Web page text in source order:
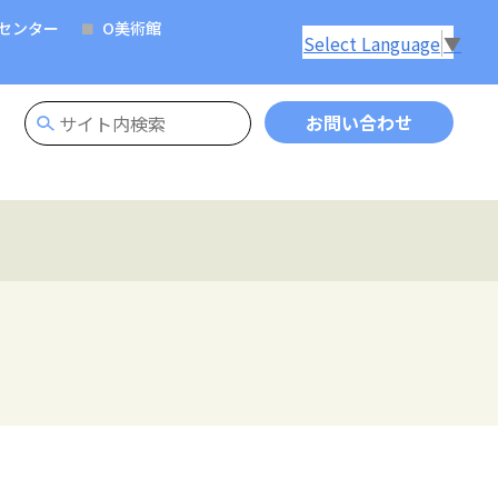
ンター
O美術館
Select Language▼
お問い合わせ